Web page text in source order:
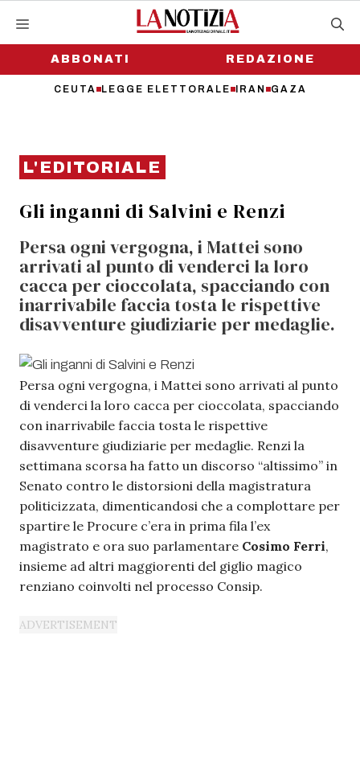
contenutoABBONATI
CEUTA LEGGE ELETTORALE IRAN GAZA
REDAZIONE
L'EDITORIALE
Gli inganni di Salvini e Renzi
Persa ogni vergogna, i Mattei sono
arrivati al punto di venderci la loro
cacca per cioccolata, spacciando con
inarrivabile faccia tosta le rispettive
disavventure giudiziarie per medaglie.
Persa ogni vergogna, i Mattei sono arrivati al punto
di venderci la loro cacca per cioccolata, spacciando
con inarrivabile faccia tosta le rispettive
disavventure giudiziarie per medaglie. Renzi la
settimana scorsa ha fatto un discorso “altissimo” in
Senato contro le distorsioni della magistratura
politicizzata, dimenticandosi che a complottare per
spartire le Procure c’era in prima fila l’ex
magistrato e ora suo parlamentare Cosimo Ferri,
insieme ad altri maggiorenti del giglio magico
renziano coinvolti nel processo Consip.